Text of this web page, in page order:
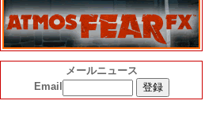
メールニュース
Email